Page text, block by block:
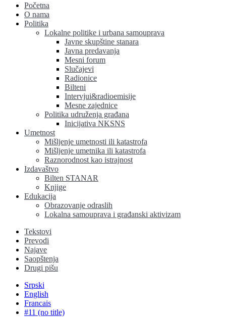
Početna
O nama
Politika
Lokalne politike i urbana samouprava
Javne skupštine stanara
Javna predavanja
Mesni forum
Slučajevi
Radionice
Bilteni
Intervjui&radioemisije
Mesne zajednice
Politika udruženja građana
Inicijativa NKSNS
Umetnost
Mišljenje umetnosti ili katastrofa
Mišljenje umetnika ili katastrofa
Raznorodnost kao istrajnost
Izdavaštvo
Bilten STANAR
Knjige
Edukacija
Obrazovanje odraslih
Lokalna samouprava i građanski aktivizam
Tekstovi
Prevodi
Najave
Saopštenja
Drugi pišu
Srpski
English
Francais
#11 (no title)